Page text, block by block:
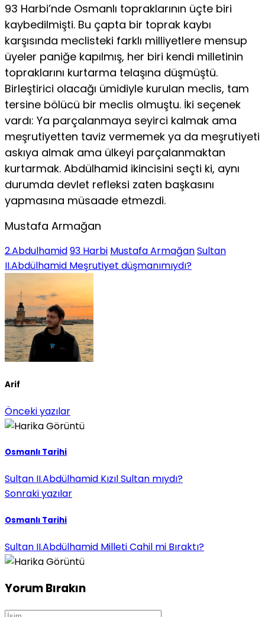
93 Harbi’nde Osmanlı topraklarının üçte biri
kaybedilmişti. Bu çapta bir toprak kaybı
karşısında meclisteki farklı milliyetlere mensup
üyeler paniğe kapılmış, her biri kendi milletinin
topraklarını kurtarma telaşına düşmüştü.
Birleştirici olacağı ümidiyle kurulan meclis, tam
tersine bölücü bir meclis olmuştu. İki seçenek
vardı: Ya parçalanmaya seyirci kalmak ama
meşrutiyetten taviz vermemek ya da meşrutiyeti
askıya almak ama ülkeyi parçalanmaktan
kurtarmak. Abdülhamid ikincisini seçti ki, aynı
durumda devlet refleksi zaten başkasını
yapmasına müsaade etmezdi.
Mustafa Armağan
2.Abdulhamid93 Harbi Mustafa ArmağanSultan
II.Abdülhamid Meşrutiyet düşmanımıydı?
Arif
Önceki yazılar
Osmanlı Tarihi
Sultan II.Abdülhamid Kızıl Sultan mıydı?
Sonraki yazılar
Osmanlı Tarihi
Sultan II.Abdülhamid Milleti Cahil mi Bıraktı?
Yorum Bırakın